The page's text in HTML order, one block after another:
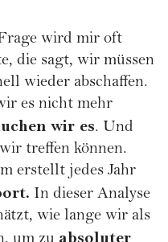
wird mir oft
die sagt, wir müssen
wieder abschaffen.
es nicht mehr
wir es. Und
treffen können.
erstellt jedes Jahr
In dieser Analyse
wie lange wir als
absoluter